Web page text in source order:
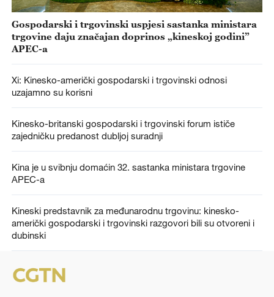
Gospodarski i trgovinski uspjesi sastanka ministara
trgovine daju značajan doprinos „kineskoj godini”
APEC-a
Xi: Kinesko-američki gospodarski i trgovinski odnosi
uzajamno su korisni
Kinesko-britanski gospodarski i trgovinski forum ističe
zajedničku predanost dubljoj suradnji
Kina je u svibnju domaćin 32. sastanka ministara trgovine
APEC-a
Kineski predstavnik za međunarodnu trgovinu: kinesko-
američki gospodarski i trgovinski razgovori bili su otvoreni i
dubinski